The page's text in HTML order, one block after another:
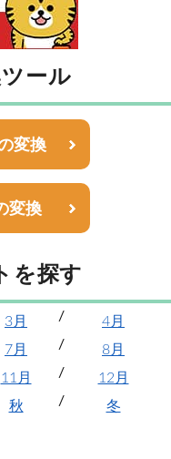
ール
変換
変換
を探す
3月
4月
7月
8月
11月
12月
秋 冬